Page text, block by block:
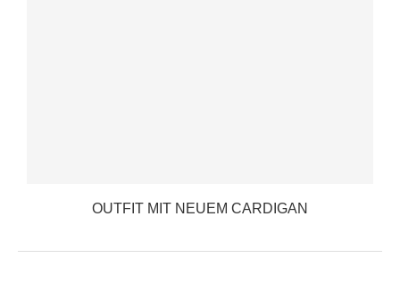
OUTFIT MIT NEUEM CARDIGAN